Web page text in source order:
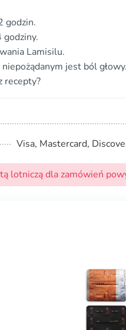
godzin.
godziny.
Lamisilu.
jest ból głowy.
recepty?
Visa, Mastercard,
lotniczą dla zamówień